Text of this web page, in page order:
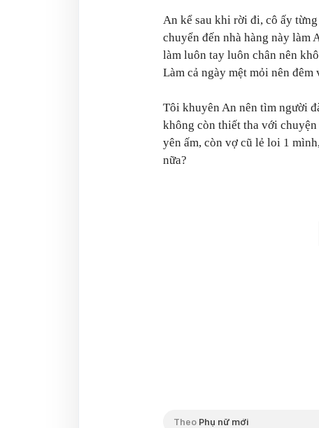
An kể sau khi rời đi, cô ấy
chuyển đến nhà hàng này làm
làm luôn tay luôn chân nên
Làm cả ngày mệt mỏi nên
Tôi khuyên An nên tìm người
không còn thiết tha với
yên ấm, còn vợ cũ lẻ loi 1
nữa?
Theo Phụ nữ mới